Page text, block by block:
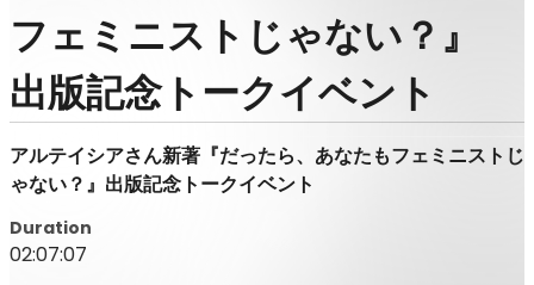
フェミニストじゃない？』
出版記念トークイベント
アルテイシアさん新著『だったら、あなたもフェミニストじ
ゃない？』出版記念トークイベント
Duration
02:07:07